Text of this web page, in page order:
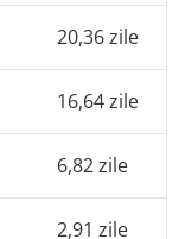
20,36 zile
16,64 zile
6,82 zile
2,91 zile